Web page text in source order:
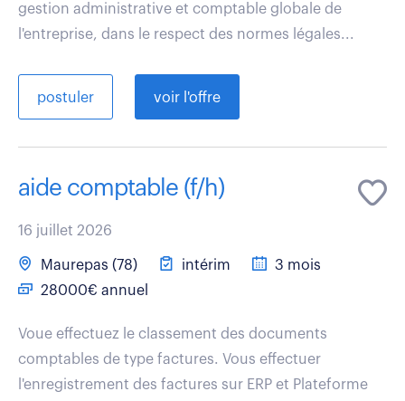
gestion administrative et comptable globale de
l'entreprise, dans le respect des normes légales...
postuler voir l'offre
aide comptable (f/h)
16 juillet 2026
Maurepas (78) intérim
3 mois
28000€ annuel
Voue effectuez le classement des documents
comptables de type factures. Vous effectuer
l'enregistrement des factures sur ERP et Plateforme